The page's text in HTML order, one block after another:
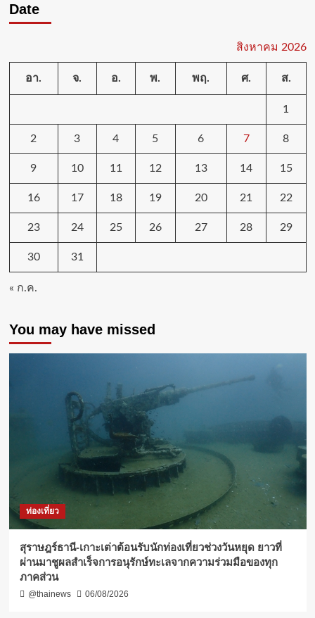
Date
สิงหาคม 2026
อา. จ. อ. พ. พฤ. ศ. ส.
1
2 3 4 5 6 7 8
9 10 11 12 13 14 15
16 17 18 19 20 21 22
23 24 25 26 27 28 29
30 31
« ก.ค.
You may have missed
ท่องเที่ยว
สุราษฎร์ธานี-เกาะเต่าต้อนรับนักท่องเที่ยวช่วงวันหยุด ยาวที่
ผ่านมาชูผลสำเร็จการอนุรักษ์ทะเลจากความร่วมมือของทุก
ภาคส่วน
@thainews 06/08/2026